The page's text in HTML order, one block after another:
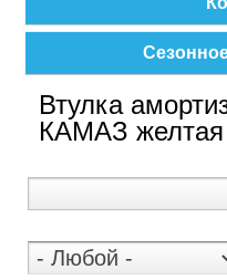
Втулка
КАМАЗ желтая